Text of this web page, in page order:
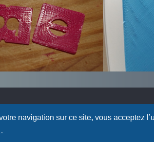
navigation sur ce site, vous acceptez
officielle